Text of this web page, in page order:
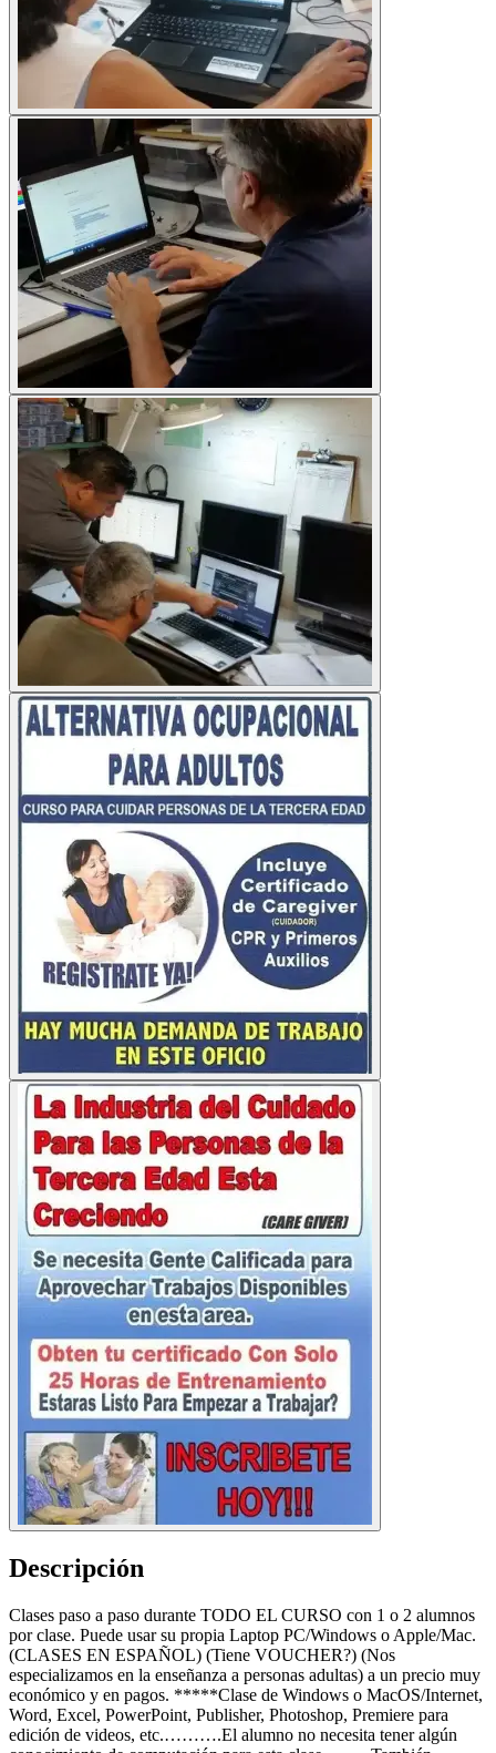
Descripción
Clases paso a paso durante TODO EL CURSO con 1 o 2 alumnos
por clase. Puede usar su propia Laptop PC/Windows o Apple/Mac.
(CLASES EN ESPAÑOL) (Tiene VOUCHER?) (Nos
especializamos en la enseñanza a personas adultas) a un precio muy
económico y en pagos. *****Clase de Windows o MacOS/Internet,
Word, Excel, PowerPoint, Publisher, Photoshop, Premiere para
edición de videos, etc.……….El alumno no necesita tener algún